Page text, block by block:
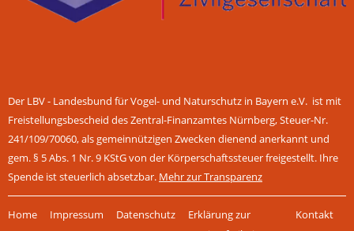
Der LBV - Landesbund für Vogel- und Naturschutz in Bayern e.V. ist mit
Freistellungsbescheid des Zentral-Finanzamtes Nürnberg, Steuer-Nr.
241/109/70060, als gemeinnützigen Zwecken dienend anerkannt und
gem. § 5 Abs. 1 Nr. 9 KStG von der Körperschaftssteuer freigestellt. Ihre
Spende ist steuerlich absetzbar. Mehr zur Transparenz
überspringen
Home Impressum Datenschutz
Erklärung zur
Kontakt